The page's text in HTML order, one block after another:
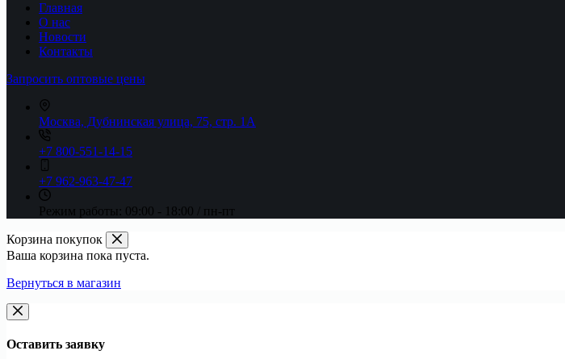
Главная
О нас
Новости
Контакты
Запросить оптовые цены
Москва, Дубнинская улица, 75, стр. 1А
+7 800-551-14-15
+7 962-963-47-47
Режим работы: 09:00 - 18:00 / пн-пт
Корзина покупок
Ваша корзина пока пуста.
Вернуться в магазин
Оставить заявку